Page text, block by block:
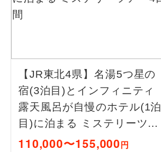
【JR東北4県】名湯5つ星の
宿(3泊目)とインフィニティ
露天風呂が自慢のホテル(1泊
目)に泊まる ミステリーツア
ー4日間
110,000〜155,000円